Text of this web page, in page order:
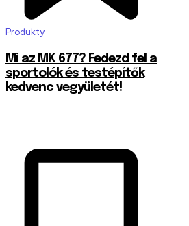
Produkty
Mi az MK 677? Fedezd fel a
sportolók és testépítők
kedvenc vegyületét!